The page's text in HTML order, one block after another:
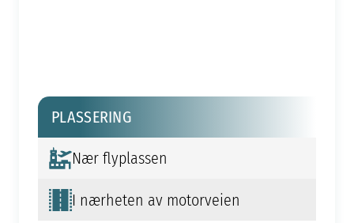
PLASSERING
Nær flyplassen
I nærheten av motorveien